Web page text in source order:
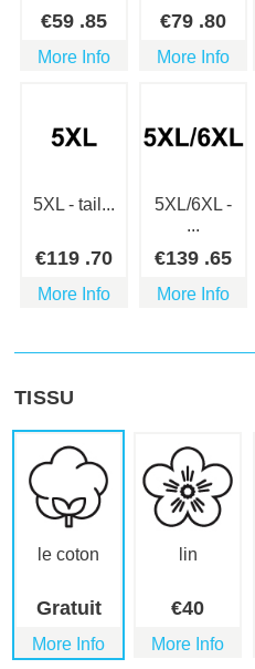
€59 .85
More Info
€79 .80
More Info
5XL - tail...
€119 .70
More Info
5XL/6XL -
...
€139 .65
More Info
TISSU
le coton
Gratuit
More Info
lin
€40
More Info